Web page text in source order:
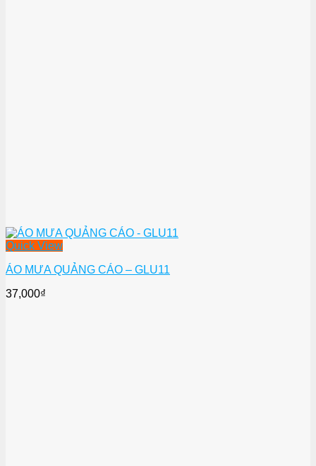
Quick View
ÁO MƯA QUẢNG CÁO – GLU11
37,000₫